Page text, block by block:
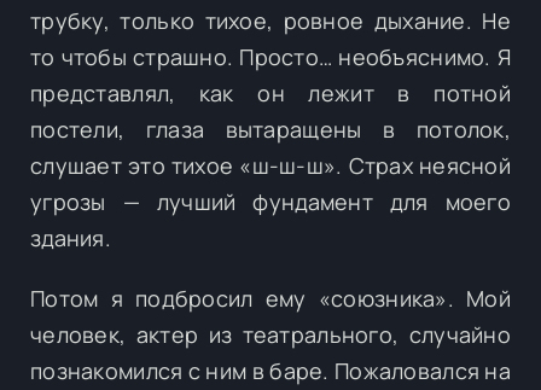
трубку, только тихое, ровное дыхание. Не
то чтобы страшно. Просто… необъяснимо. Я
представлял, как он лежит в потной
постели, глаза вытаращены в потолок,
слушает это тихое «ш-ш-ш». Страх неясной
угрозы — лучший фундамент для моего
здания.
Потом я подбросил ему «союзника». Мой
человек, актер из театрального, случайно
познакомился с ним в баре. Пожаловался на